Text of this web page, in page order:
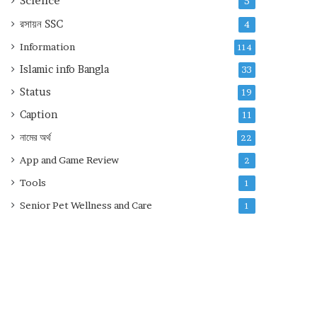
রসায়ন SSC 4
Information 114
Islamic info Bangla 33
Status 19
Caption 11
নামের অর্থ 22
App and Game Review 2
Tools 1
Senior Pet Wellness and Care 1